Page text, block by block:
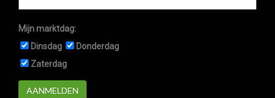
Mijn marktdag:
Dinsdag
Donderdag
Zaterdag
AANMELDEN